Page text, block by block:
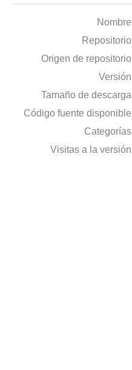
Nombre
Repositorio
Origen de repositorio
Versión
Tamaño de descarga
Código fuente disponible
Categorías
Visitas a la versión